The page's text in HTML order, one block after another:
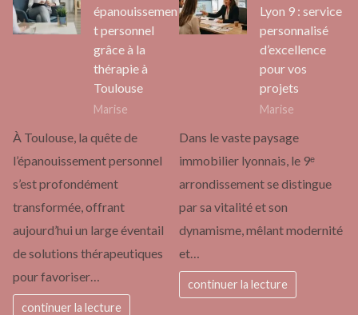
épanouissemen
t personnel
grâce à la
thérapie à
Toulouse
Marise
À Toulouse, la quête de
l’épanouissement personnel
s’est profondément
transformée, offrant
aujourd’hui un large éventail
de solutions thérapeutiques
pour favoriser…
continuer la lecture
Lyon 9 : service
personnalisé
d’excellence
pour vos
projets
Marise
Dans le vaste paysage
immobilier lyonnais, le 9ᵉ
arrondissement se distingue
par sa vitalité et son
dynamisme, mêlant modernité
et…
continuer la lecture